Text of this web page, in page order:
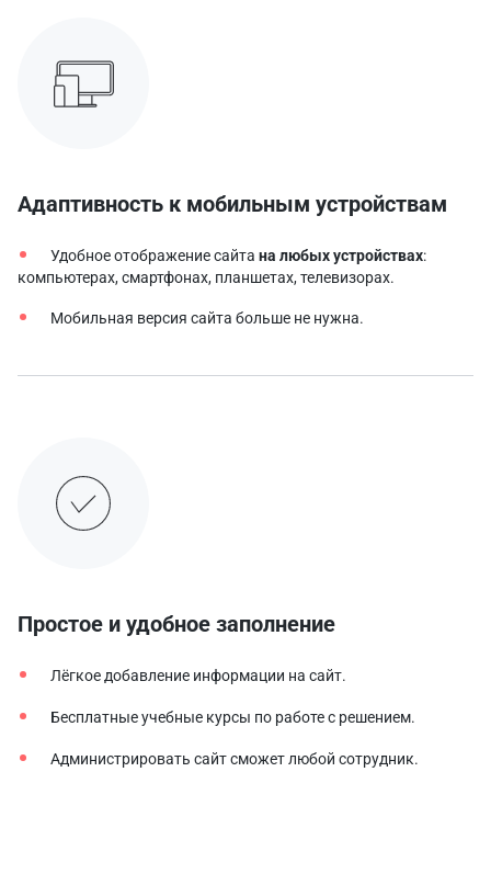
Адаптивность к мобильным устройствам
Удобное отображение сайта на любых устройствах:
компьютерах, смартфонах, планшетах, телевизорах.
Мобильная версия сайта больше не нужна.
Простое и удобное заполнение
Лёгкое добавление информации на сайт.
Бесплатные учебные курсы по работе с решением.
Администрировать сайт сможет любой сотрудник.